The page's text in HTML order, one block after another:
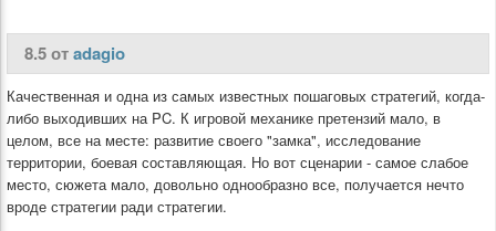
8.5 отadagio
Качественная и одна из самых известных пошаговых стратегий, когда-
либо выходивших на PC. К игровой механике претензий мало, в
целом, все на месте: развитие своего "замка", исследование
территории, боевая составляющая. Но вот сценарии - самое слабое
место, сюжета мало, довольно однообразно все, получается нечто
вроде стратегии ради стратегии.